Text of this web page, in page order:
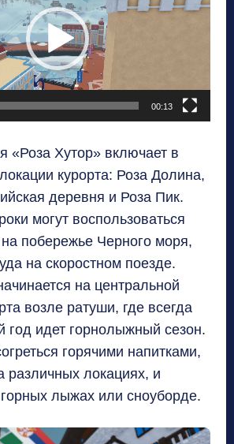
00:13
«Роза Хутор» включает в
курорта: Роза Долина,
деревня и Роза Пик.
могут воспользоваться
побережье Черного моря,
на скоростном поезде.
на центральной
возле ратуши, где всегда
год идет горнолыжный сезон.
горячими напитками,
различных локациях, и
горных лыжах или сноуборде.